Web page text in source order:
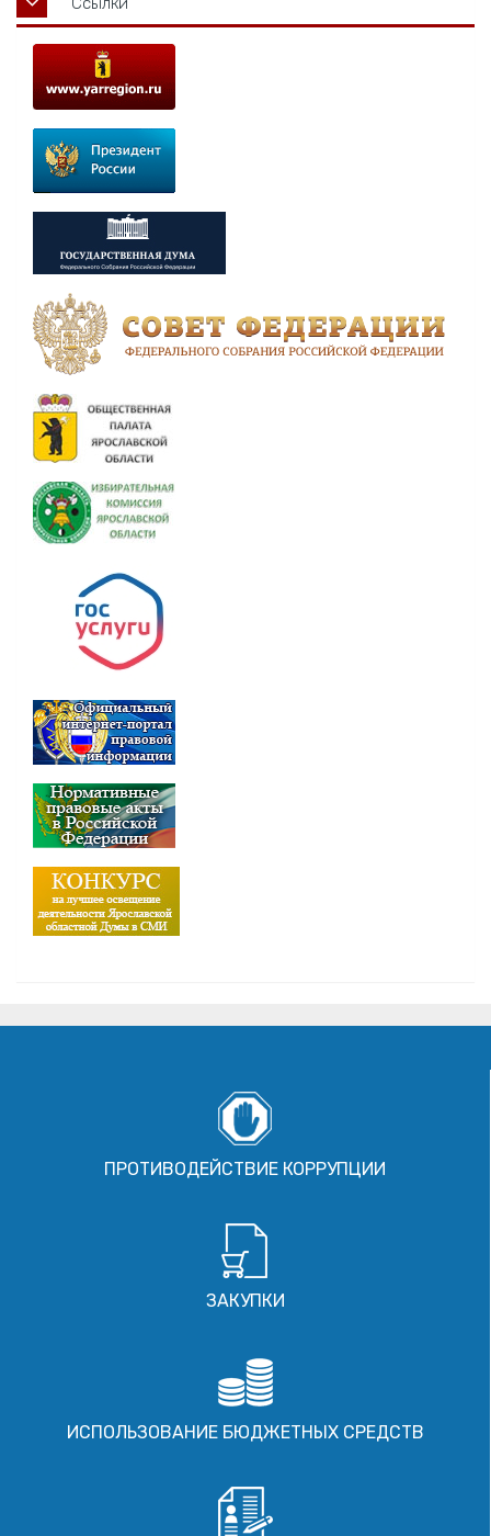
ПРОТИВОДЕЙСТВИЕ КОРРУПЦИИ
ЗАКУПКИ
ИСПОЛЬЗОВАНИЕ БЮДЖЕТНЫХ СРЕДСТВ